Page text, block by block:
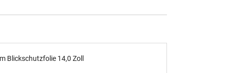
Blickschutzfolie 14,0 Zoll